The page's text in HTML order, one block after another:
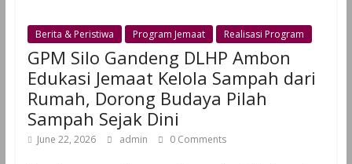
Berita & Peristiwa Program Jemaat Realisasi Program
GPM Silo Gandeng DLHP Ambon
Edukasi Jemaat Kelola Sampah dari
Rumah, Dorong Budaya Pilah
Sampah Sejak Dini
June 22, 2026 admin 0 Comments